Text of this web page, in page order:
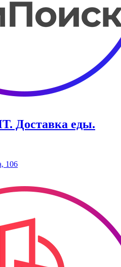
Доставка еды.
106